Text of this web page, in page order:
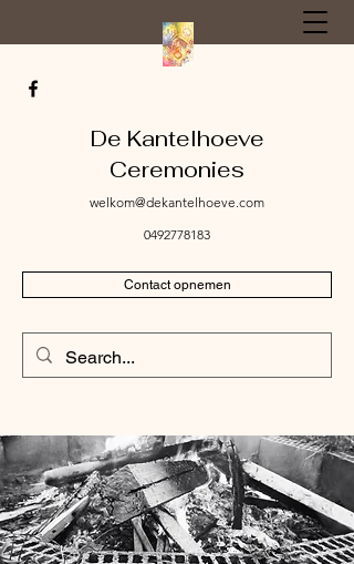
De Kantelhoeve
Ceremonies
welkom@dekantelhoeve.com
0492778183
Contact opnemen